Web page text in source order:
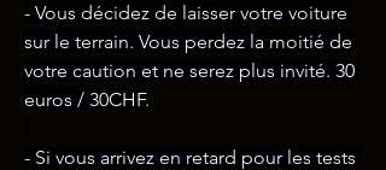
- Vous décidez de laisser votre voiture
sur le terrain. Vous perdez la moitié de
votre caution et ne serez plus invité. 30
euros / 30CHF.
- Si vous arrivez en retard pour les tests